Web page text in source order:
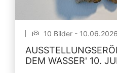
10 Bilder - 10.06.2026
DEM WASSER' 10.